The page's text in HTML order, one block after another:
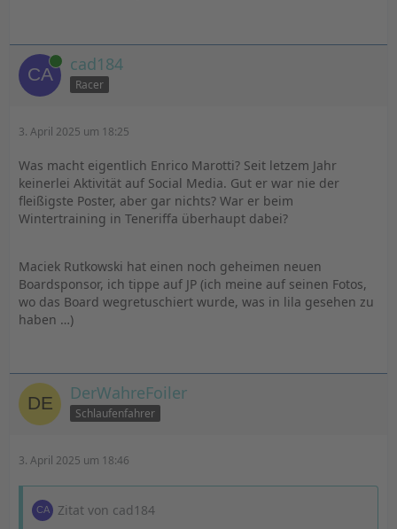
Online cad184
Racer
3. April 2025 um 18:25
Was macht eigentlich Enrico Marotti? Seit letzem Jahr
keinerlei Aktivität auf Social Media. Gut er war nie der
fleißigste Poster, aber gar nichts? War er beim
Wintertraining in Teneriffa überhaupt dabei?
Maciek Rutkowski hat einen noch geheimen neuen
Boardsponsor, ich tippe auf JP (ich meine auf seinen Fotos,
wo das Board wegretuschiert wurde, was in lila gesehen zu
haben …)
DerWahreFoiler
Schlaufenfahrer
3. April 2025 um 18:46
Zitat von cad184